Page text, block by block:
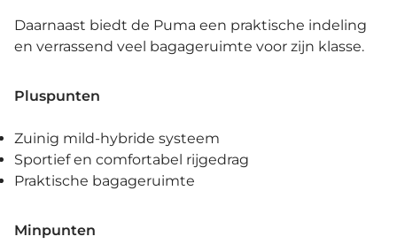
Daarnaast biedt de Puma een praktische indeling
en verrassend veel bagageruimte voor zijn klasse.
Pluspunten
Zuinig mild-hybride systeem
Sportief en comfortabel rijgedrag
Praktische bagageruimte
Minpunten